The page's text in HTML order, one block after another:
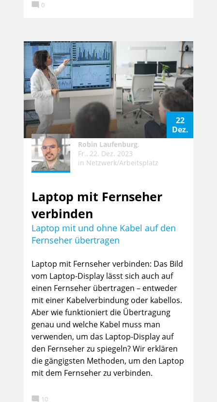
 0
22
Dez.
Robin Laufenburg,
Fr., 22. Dez. 2023
in Netzwerk/Arbeitsplatz
Laptop mit Fernseher
verbinden
Laptop mit und ohne Kabel auf den
Fernseher übertragen
Laptop mit Fernseher verbinden: Das Bild
vom Laptop-Display lässt sich auch auf
einen Fernseher übertragen – entweder
mit einer Kabelverbindung oder kabellos.
Aber wie funktioniert die Übertragung
genau und welche Kabel muss man
verwenden, um das Laptop-Display auf
den Fernseher zu spiegeln? Wir erklären
die gängigsten Methoden, um den Laptop
mit dem Fernseher zu verbinden.
 10